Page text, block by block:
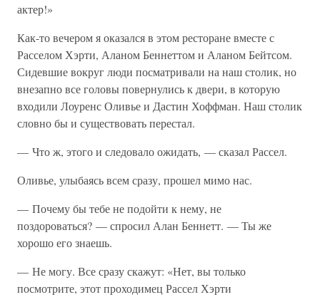
актер!»
Как-то вечером я оказался в этом ресторане вместе с
Расселом Хэрти, Аланом Беннеттом и Аланом Бейтсом.
Сидевшие вокруг люди посматривали на наш столик, но
внезапно все головы повернулись к двери, в которую
входили Лоуренс Оливье и Дастин Хоффман. Наш столик
словно бы и существовать перестал.
— Что ж, этого и следовало ожидать, — сказал Рассел.
Оливье, улыбаясь всем сразу, прошел мимо нас.
— Почему бы тебе не подойти к нему, не
поздороваться? — спросил Алан Беннетт. — Ты же
хорошо его знаешь.
— Не могу. Все сразу скажут: «Нет, вы только
посмотрите, этот проходимец Рассел Хэрти